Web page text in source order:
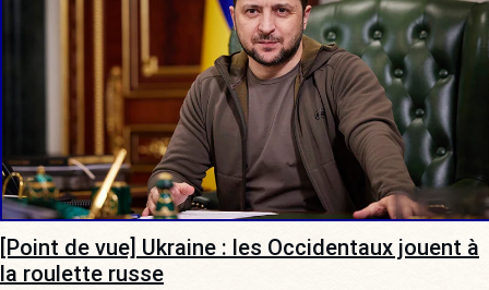
[Point de vue] Ukraine : les Occidentaux jouent à
la roulette russe